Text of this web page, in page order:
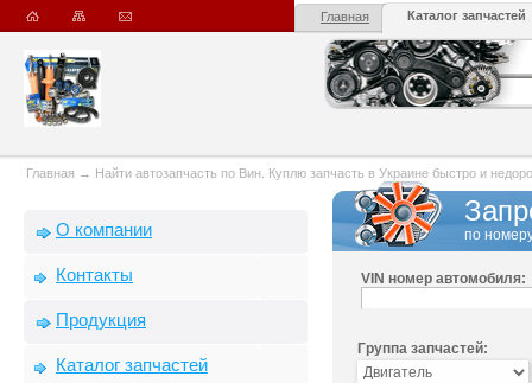
Главная Каталог запчастей
Главная → Найти автозапчасть по Вин. Куплю запчасть в Украине быстро и
О компании
Контакты
Продукция
Каталог запчастей
по
VIN номер автомобиля:
Группа запчастей: